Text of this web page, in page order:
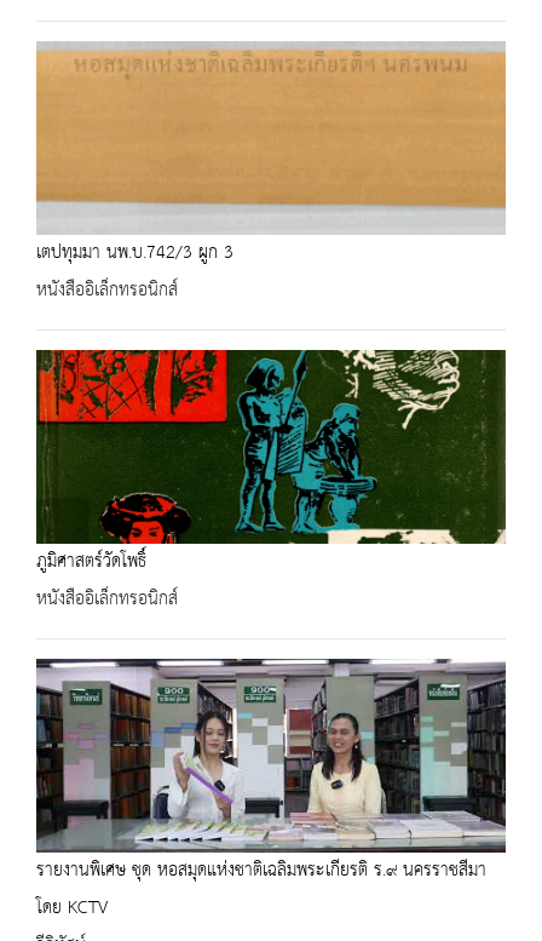
เตปทุมมา นพ.บ.742/3 ผูก 3
หนังสืออิเล็กทรอนิกส์
ภูมิศาสตร์วัดโพธิ์
หนังสืออิเล็กทรอนิกส์
รายงานพิเศษ ชุด หอสมุดแห่งชาติเฉลิมพระเกียรติ ร.๙ นครราชสีมา
โดย KCTV